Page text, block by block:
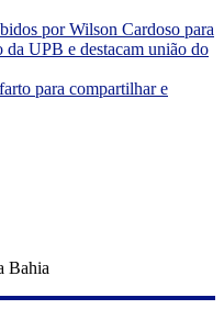
por Wilson Cardoso para
da UPB e destacam união do
para compartilhar e
Bahia